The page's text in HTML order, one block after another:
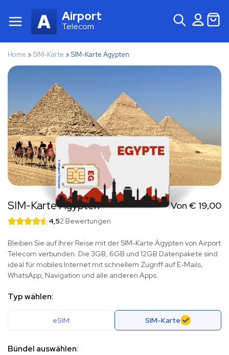
Airport
Telecom
Home »SIM-Karte »SIM-Karte Ägypten
SIM-Karte Ägypten Von € 19,00
4,52 Bewertungen
Bleiben Sie auf Ihrer Reise mit der SIM-Karte Ägypten von Airport
Telecom verbunden. Die 3GB, 6GB und 12GB Datenpakete sind
ideal für mobiles Internet mit schnellem Zugriff auf E-Mails,
WhatsApp, Navigation und alle anderen Apps.
Typ wählen:
eSIM SIM-Karte
Bündel auswählen: